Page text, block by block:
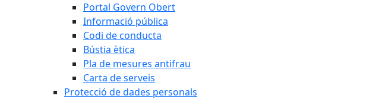
Portal Govern Obert
Informació pública
Codi de conducta
Bústia ètica
Pla de mesures antifrau
Carta de serveis
Protecció de dades personals